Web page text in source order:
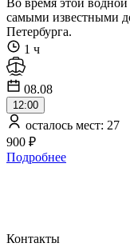
Во время этой
самыми известными
Петербурга.
1 ч
08.08
12:00
осталось мест: 27
900 ₽
Подробнее
Контакты